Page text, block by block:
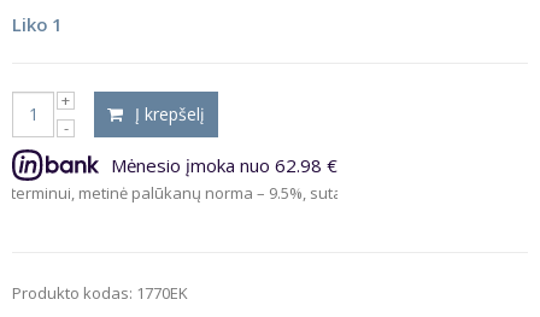
Liko 1
Į krepšelį
Mėnesio įmoka nuo 62.98 €
palūkanų norma – 9.5%, sutarties sudarymo mokestis – 3%,
Produkto kodas: 1770EK